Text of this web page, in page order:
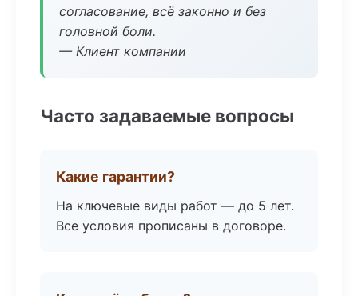
согласование, всё законно и без
головной боли.
— Клиент компании
Часто задаваемые вопросы
Какие гарантии?
На ключевые виды работ — до 5 лет.
Все условия прописаны в договоре.